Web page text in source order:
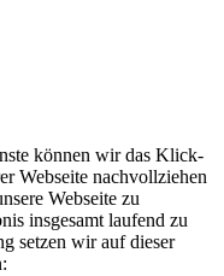
können wir das Klick-
Webseite nachvollziehen
Webseite zu
insgesamt laufend zu
setzen wir auf dieser